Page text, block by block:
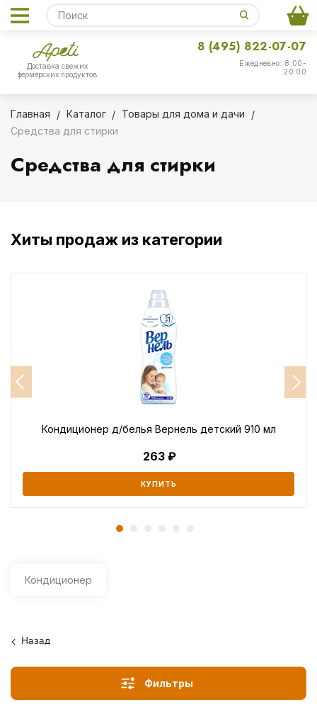
Доставка свежих
фермерских продуктов
Ежедневно: 8:00-
20:00
8 (495) 822-07-07
Главная Каталог
Товары для дома и дачи
Средства для стирки
Средства для стирки
Хиты продаж из категории
Кондиционер д/белья Вернель детский 910 мл
263
КУПИТЬ
Кондиционер
Назад
Фильтры